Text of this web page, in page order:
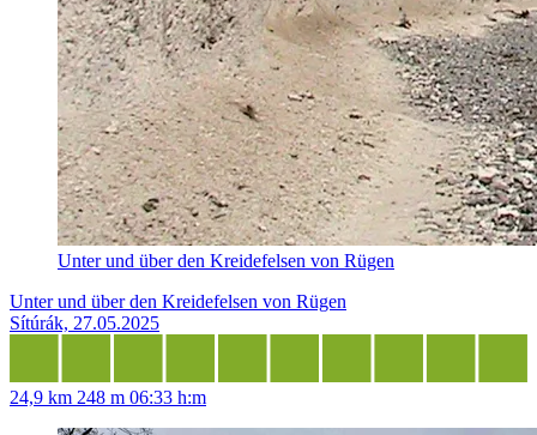
Unter und über den Kreidefelsen von Rügen
Unter und über den Kreidefelsen von Rügen
Sítúrák, 27.05.2025
24,9 km 248 m 06:33 h:m